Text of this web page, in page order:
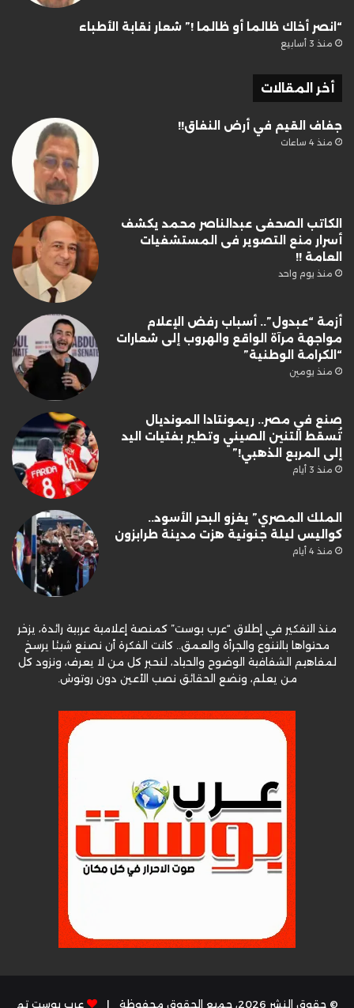
“انصر أخاك ظالما أو ظالما !” شعار نقابة الأطباء
منذ 3 أسابيع
أخر المقالات
جفاف القيم في أرض النفاق!!
منذ 4 ساعات
الكاتب الصحفى عبدالناصر محمد يكشف
أسرار منع التصوير فى المستشفيات
العامة !!
منذ يوم واحد
أزمة “عبدول”.. أسباب رفض الإعلام
مواجهة مرآة الواقع والهروب إلى شعارات
“الكرامة الوطنية”
منذ يومين
صنع في مصر.. ريمونتادا المونديال
تُسقط التنين الصيني وتطير بفتيات اليد
إلى المربع الذهبي!”
منذ 3 أيام
الملك المصري” يغزو البحر الأسود..
كواليس ليلة جنونية هزت مدينة طرابزون
منذ 4 أيام
منذ التفكير في إطلاق “عرب بوست” كمنصة إعلامية عربية رائدة، يزخر
محتواها بالتنوع والجرأة والعمق.. كانت الفكرة أن نصنع شيئا يرسخ
لمفاهيم الشفافية الوضوح والحياد، لنحبر كل من لا يعرف، ونزود كل
من يعلم، ونضع الحقائق نصب الأعين دون روتوش.
© حقوق النشر 2026، جميع الحقوق محفوظة | عرب بوست تم